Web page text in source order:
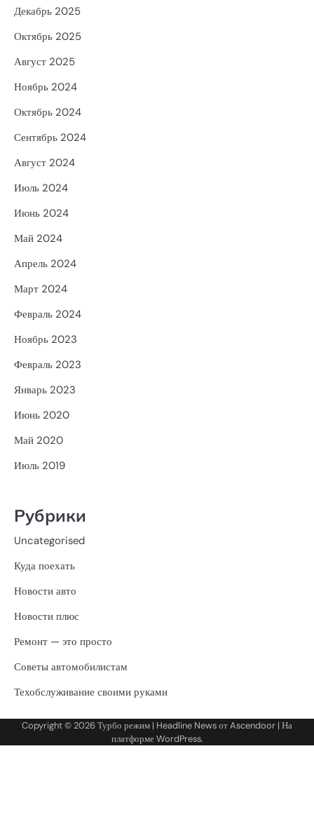
Декабрь 2025
Октябрь 2025
Август 2025
Ноябрь 2024
Октябрь 2024
Сентябрь 2024
Август 2024
Июль 2024
Июнь 2024
Май 2024
Апрель 2024
Март 2024
Февраль 2024
Ноябрь 2023
Февраль 2023
Январь 2023
Июнь 2020
Май 2020
Июль 2019
Рубрики
Uncategorised
Куда поехать
Новости авто
Новости плюс
Ремонт — это просто
Советы автомобилистам
Техобслуживание своими руками
Copyright © 2026Турбо режим | Headline News отAscendoor | На
платформеWordPress.